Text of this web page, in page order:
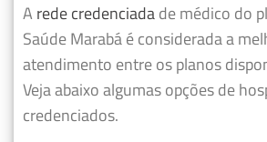
A rede credenciadade médico do
Saúde Marabá é considerada a
atendimento entre os planos
Veja abaixo algumas opções de
credenciados.